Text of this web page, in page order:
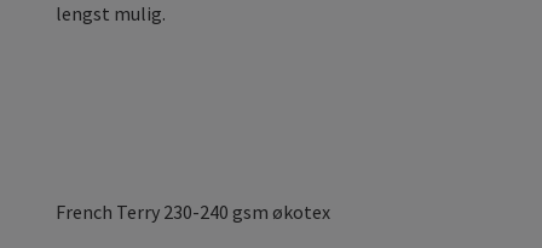
lengst mulig.
French Terry 230-240 gsm økotex